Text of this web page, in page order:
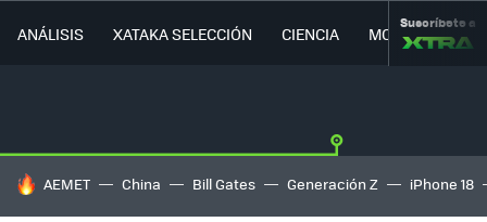
ANÁLISIS XATAKA SELECCIÓN CIENCIA MOVILIDAD
Suscríbete a
HOY SE HABLA DE
AEMET China Bill Gates Generación Z iPhone 18